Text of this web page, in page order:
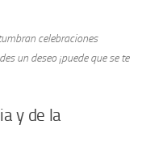
celebraciones
un deseo ¡puede que se te
y de la